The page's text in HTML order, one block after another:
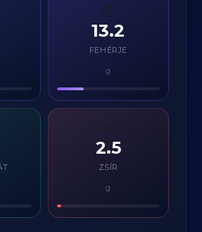
💪
13.2
FEHÉRJE
g
2.5
ZSÍR
g